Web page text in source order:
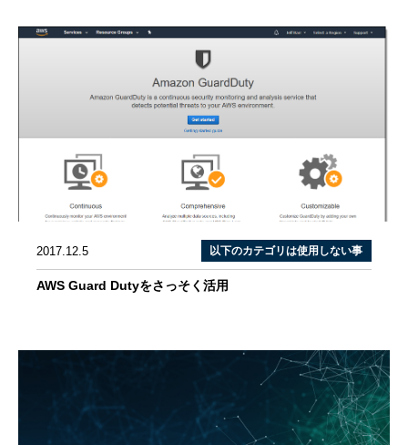
2017.12.5 以下のカテゴリは使用しない事
AWS Guard Dutyをさっそく活用